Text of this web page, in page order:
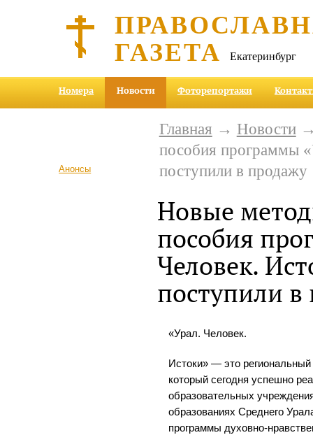
ГАЗЕТА Екатеринбург
Номера Новости Фоторепортажи
Анонсы
Главная → Новости→
пособия программы
поступили в продажу
Новые
пособия
Человек.
поступили в
«Урал. Человек.
Истоки» — это
который сегодня успешно
образовательных
образованиях Среднего
программы духовно-